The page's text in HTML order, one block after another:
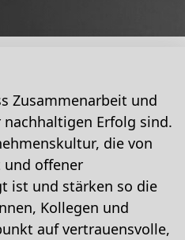
Zusammenarbeit und
Erfolg sind.
die von
und offener
ist und stärken so die
Kollegen und
auf vertrauensvolle,